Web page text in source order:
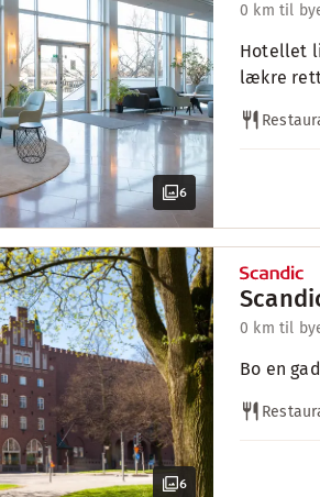
6
0 km til
Hotellet
lækre
6
0 km til
Bo en